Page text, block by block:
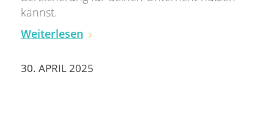
kannst.
Weiterlesen
30. APRIL 2025